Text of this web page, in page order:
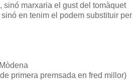
sinó marxaria el gust del tomàquet
en tenim el podem substituir per
primera premsada en fred millor)